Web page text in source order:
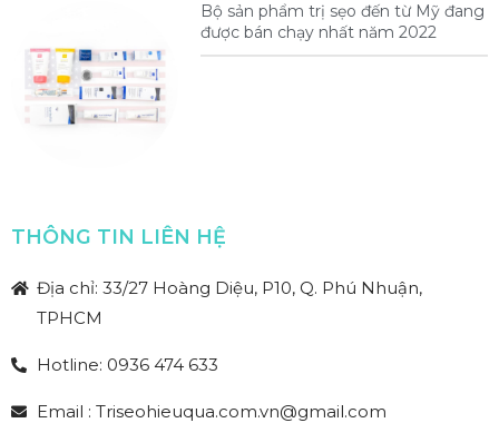
Bộ sản phẩm trị sẹo đến từ Mỹ đang
được bán chạy nhất năm 2022
THÔNG TIN LIÊN HỆ
Địa chỉ: 33/27 Hoàng Diệu, P10, Q. Phú Nhuận,
TPHCM
Hotline: 0936 474 633
Email : Triseohieuqua.com.vn@gmail.com